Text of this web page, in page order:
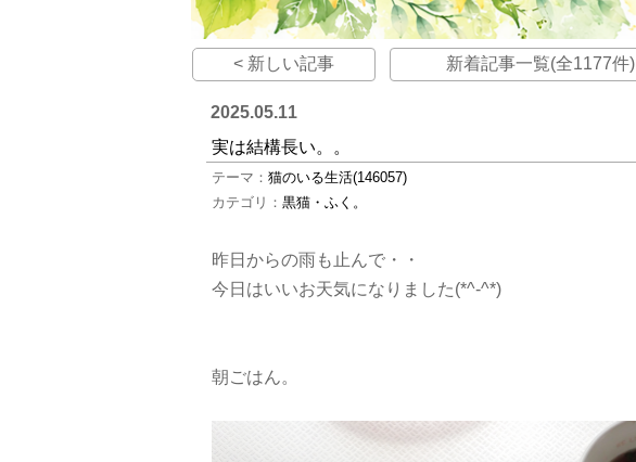
< 新しい記事 新着記事一覧(全1177件)
2025.05.11
実は結構長い。。
テーマ：猫のいる生活(146057)
カテゴリ：黒猫・ふく。
昨日からの雨も止んで・・
今日はいいお天気になりました(*^-^*)
朝ごはん。